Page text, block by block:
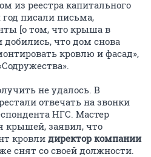
из реестра капитального
писали письма,
[о том, что крыша в
что дом снова
кровлю и фасад»,
не удалось. В
отвечать на звонки
НГС. Мастер
крышей, заявил, что
кровли директор компании
снят со своей должности.